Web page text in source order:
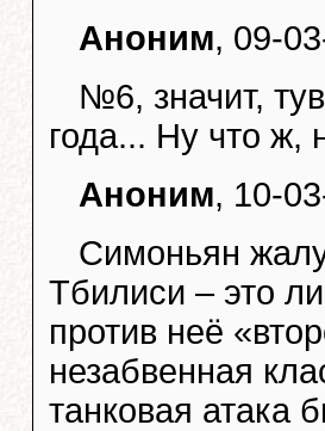
Аноним, 09-
№6, значит,
года... Ну что ж,
Аноним, 10-
Симоньян
Тбилиси – это
против неё
незабвенная
танковая атака